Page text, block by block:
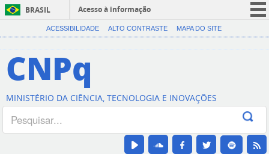
BRASIL
Acesso à informação
CORONAVÍRUS (COVID-19)
Canais
ACESSIBILIDADE ALTO CONTRASTE MAPA DO SITE
CNPq
MINISTÉRIO DA CIÊNCIA, TECNOLOGIA E INOVAÇÕES